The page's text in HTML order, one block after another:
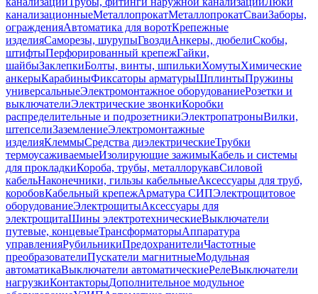
канализационныеМеталлопрокатМеталлопрокатСваиЗаборы,
огражденияАвтоматика для воротКрепежные
изделияСаморезы, шурупыГвоздиАнкеры, дюбелиСкобы,
штифтыПерфорированный крепежГайки,
шайбыЗаклепкиБолты, винты, шпилькиХомутыХимические
анкерыКарабиныФиксаторы арматурыШплинтыПружины
универсальныеЭлектромонтажное оборудованиеРозетки и
выключателиЭлектрические звонкиКоробки
распределительные и подрозетникиЭлектропатроныВилки,
штепселиЗаземлениеЭлектромонтажные
изделияКлеммыСредства диэлектрическиеТрубки
термоусаживаемыеИзолирующие зажимыКабель и системы
для прокладкиКороба, трубы, металлорукавСиловой
кабельНаконечники, гильзы кабельныеАксессуары для труб,
коробовКабельный крепежАрматура СИПЭлектрощитовое
оборудованиеЭлектрощитыАксессуары для
электрощитаШины электротехническиеВыключатели
путевые, концевыеТрансформаторыАппаратура
управленияРубильникиПредохранителиЧастотные
преобразователиПускатели магнитныеМодульная
автоматикаВыключатели автоматическиеРелеВыключатели
нагрузкиКонтакторыДополнительное модульное